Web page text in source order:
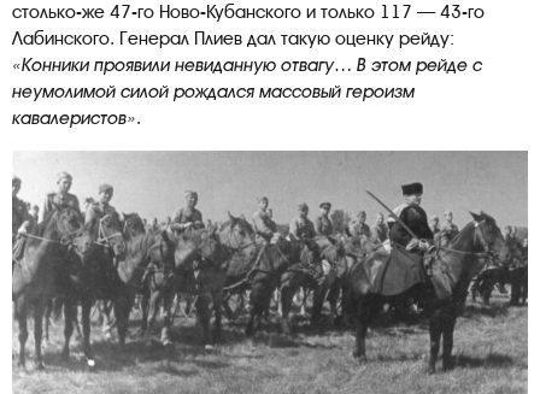
столько-же 47-го Ново-Кубанского и только 117 — 43-го
Лабинского. Генерал Плиев дал такую оценку рейду:
«Конники проявили невиданную отвагу… В этом рейде с
неумолимой силой рождался массовый героизм
кавалеристов».